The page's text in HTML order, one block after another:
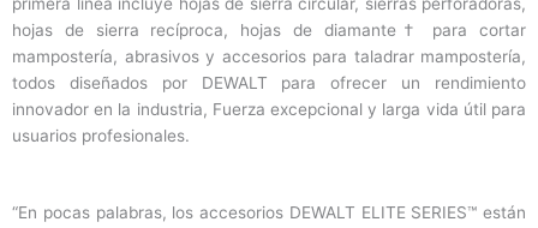
primera línea incluye hojas de sierra circular, sierras perforadoras,
hojas de sierra recíproca, hojas de diamante† para cortar
mampostería, abrasivos y accesorios para taladrar mampostería,
todos diseñados por DEWALT para ofrecer un rendimiento
innovador en la industria, Fuerza excepcional y larga vida útil para
usuarios profesionales.
“En pocas palabras, los accesorios DEWALT ELITE SERIES™ están